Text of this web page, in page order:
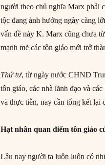
người theo chủ nghĩa Marx phải
tộc đang ảnh hưởng ngày càng
vấn đề này K. Marx cũng chưa
mạnh mẽ các tôn giáo mới trở
Thứ tư, từ ngày nước CHND
tôn giáo, các nhà lãnh đạo và
và thực tiễn, nay cần tổng kết lại
Hạt nhân quan điểm tôn giáo
Lâu nay người ta luôn luôn có